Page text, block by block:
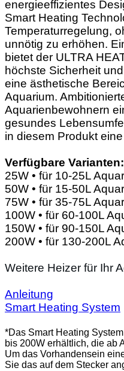
energieeffizientes
Smart Heating
Temperaturregelung,
unnötig zu erhöhen.
bietet der ULTRA
höchste Sicherheit
eine ästhetische
Aquarium.
Aquarienbewohnern
gesundes
in diesem Produkt
Verfügbare Varianten:
25W • für 10-25L
50W • für 15-50L
75W • für 35-75L
100W • für 60-100L
150W • für 90-150L
200W • für 130-200L
Weitere Heizer für Ihr
Anleitung
Smart Heating System
*Das Smart Heating
bis 200W erhältlich, die ab
Um das Vorhandensein
Sie das auf dem Stecker